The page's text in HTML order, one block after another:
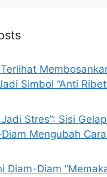
Simbol “Anti
Jadi Stres”: Sisi
Mengubah
Diam-Diam